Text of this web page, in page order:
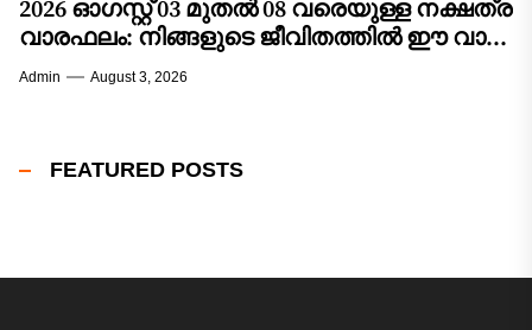
2026 ഓഗസ്റ്റ് 03 മുതൽ 08 വരെയുള്ള നക്ഷത്ര
വാരഫലം: നിങ്ങളുടെ ജീവിതത്തിൽ ഈ വാരം
വരുത്തുന്ന മാറ്റങ്ങൾ എന്തൊക്കെ?
Admin August 3, 2026
FEATURED POSTS